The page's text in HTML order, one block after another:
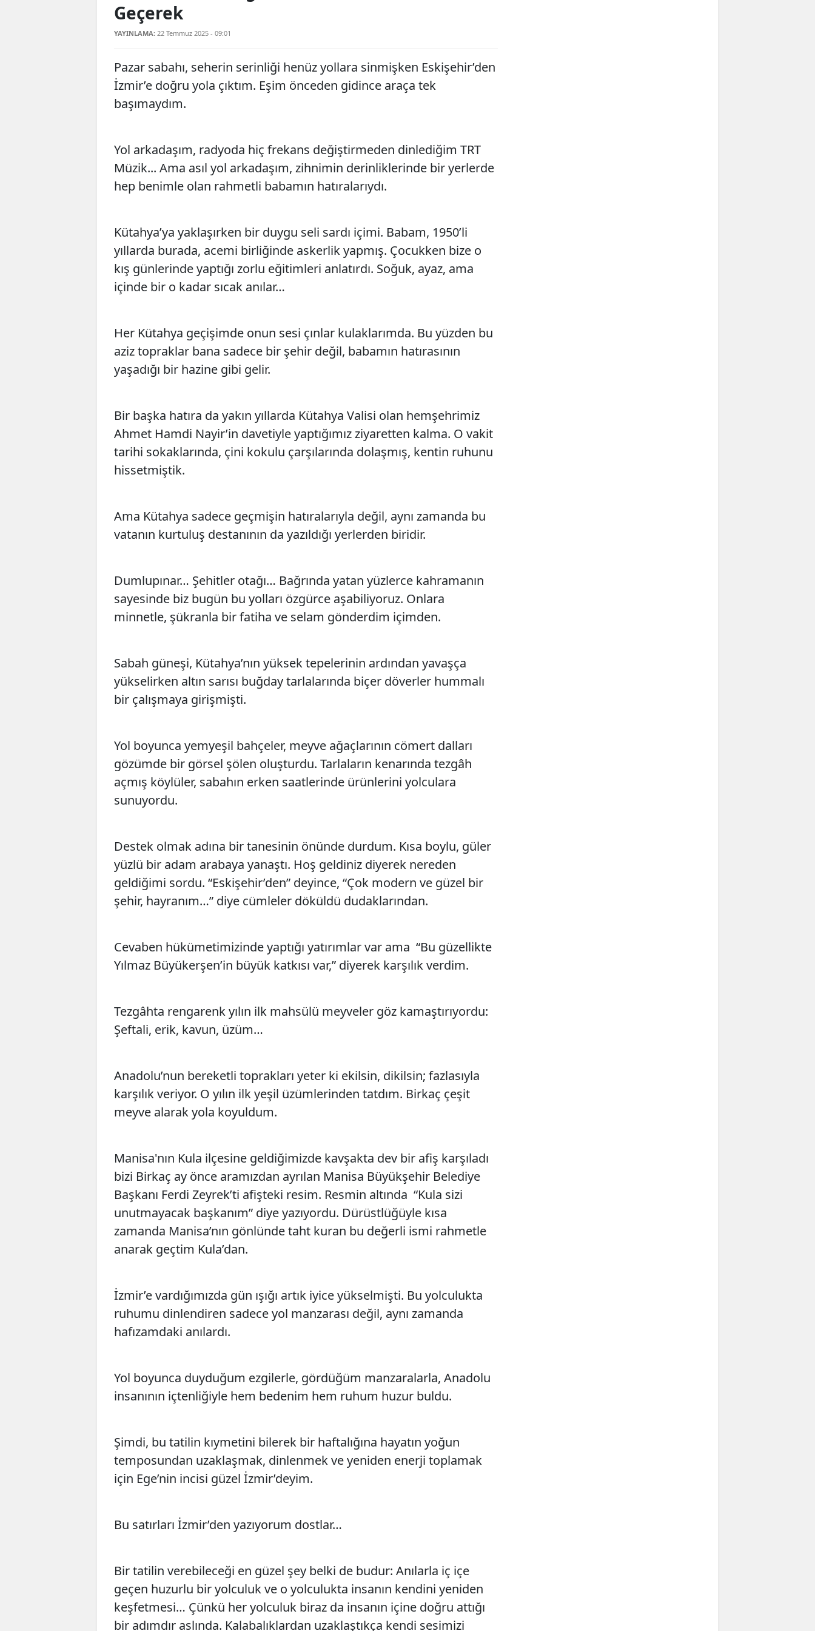
Erzincan
Erzurum
Giresun
Hatay
Isparta
İzmir
Kayseri
Kırklareli
Konya
Manisa
Kahramanmaraş
Muğla
Muş
Ordu
Rize
Siirt
Sinop
Tokat
Tunceli
Aksaray
Bayburt
Karaman
Kırıkkale
Bartın
Yalova
Osmaniye
Geçerek
YAYINLAMA: 22 Temmuz 2025 - 09:01
Pazar sabahı, seherin serinliği henüz yollara sinmişken Eskişehir’den
İzmir’e doğru yola çıktım. Eşim önceden gidince araça tek
başımaydım.
Yol arkadaşım, radyoda hiç frekans değiştirmeden dinlediğim TRT
Müzik... Ama asıl yol arkadaşım, zihnimin derinliklerinde bir yerlerde
hep benimle olan rahmetli babamın hatıralarıydı.
Kütahya’ya yaklaşırken bir duygu seli sardı içimi. Babam, 1950’li
yıllarda burada, acemi birliğinde askerlik yapmış. Çocukken bize o
kış günlerinde yaptığı zorlu eğitimleri anlatırdı. Soğuk, ayaz, ama
içinde bir o kadar sıcak anılar…
Her Kütahya geçişimde onun sesi çınlar kulaklarımda. Bu yüzden bu
aziz topraklar bana sadece bir şehir değil, babamın hatırasının
yaşadığı bir hazine gibi gelir.
Bir başka hatıra da yakın yıllarda Kütahya Valisi olan hemşehrimiz
Ahmet Hamdi Nayir’in davetiyle yaptığımız ziyaretten kalma. O vakit
tarihi sokaklarında, çini kokulu çarşılarında dolaşmış, kentin ruhunu
hissetmiştik.
Ama Kütahya sadece geçmişin hatıralarıyla değil, aynı zamanda bu
vatanın kurtuluş destanının da yazıldığı yerlerden biridir.
Dumlupınar… Şehitler otağı… Bağrında yatan yüzlerce kahramanın
sayesinde biz bugün bu yolları özgürce aşabiliyoruz. Onlara
minnetle, şükranla bir fatiha ve selam gönderdim içimden.
Sabah güneşi, Kütahya’nın yüksek tepelerinin ardından yavaşça
yükselirken altın sarısı buğday tarlalarında biçer döverler hummalı
bir çalışmaya girişmişti.
Yol boyunca yemyeşil bahçeler, meyve ağaçlarının cömert dalları
gözümde bir görsel şölen oluşturdu. Tarlaların kenarında tezgâh
açmış köylüler, sabahın erken saatlerinde ürünlerini yolculara
sunuyordu.
Destek olmak adına bir tanesinin önünde durdum. Kısa boylu, güler
yüzlü bir adam arabaya yanaştı. Hoş geldiniz diyerek nereden
geldiğimi sordu. “Eskişehir’den” deyince, “Çok modern ve güzel bir
şehir, hayranım…” diye cümleler döküldü dudaklarından.
Cevaben hükümetimizinde yaptığı yatırımlar var ama “Bu güzellikte
Yılmaz Büyükerşen’in büyük katkısı var,” diyerek karşılık verdim.
Tezgâhta rengarenk yılın ilk mahsülü meyveler göz kamaştırıyordu:
Şeftali, erik, kavun, üzüm…
Anadolu’nun bereketli toprakları yeter ki ekilsin, dikilsin; fazlasıyla
karşılık veriyor. O yılın ilk yeşil üzümlerinden tatdım. Birkaç çeşit
meyve alarak yola koyuldum.
Manisa'nın Kula ilçesine geldiğimizde kavşakta dev bir afiş karşıladı
bizi Birkaç ay önce aramızdan ayrılan Manisa Büyükşehir Belediye
Başkanı Ferdi Zeyrek’ti afişteki resim. Resmin altında “Kula sizi
unutmayacak başkanım” diye yazıyordu. Dürüstlüğüyle kısa
zamanda Manisa’nın gönlünde taht kuran bu değerli ismi rahmetle
anarak geçtim Kula’dan.
İzmir’e vardığımızda gün ışığı artık iyice yükselmişti. Bu yolculukta
ruhumu dinlendiren sadece yol manzarası değil, aynı zamanda
hafızamdaki anılardı.
Yol boyunca duyduğum ezgilerle, gördüğüm manzaralarla, Anadolu
insanının içtenliğiyle hem bedenim hem ruhum huzur buldu.
Şimdi, bu tatilin kıymetini bilerek bir haftalığına hayatın yoğun
temposundan uzaklaşmak, dinlenmek ve yeniden enerji toplamak
için Ege’nin incisi güzel İzmir’deyim.
Bu satırları İzmir’den yazıyorum dostlar…
Bir tatilin verebileceği en güzel şey belki de budur: Anılarla iç içe
geçen huzurlu bir yolculuk ve o yolculukta insanın kendini yeniden
keşfetmesi… Çünkü her yolculuk biraz da insanın içine doğru attığı
bir adımdır aslında. Kalabalıklardan uzaklaştıkça kendi sesimizi